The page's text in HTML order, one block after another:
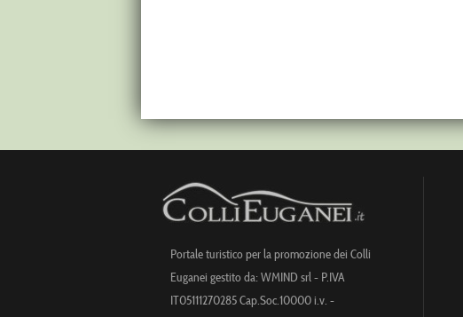
Portale turistico per la promozione dei Colli
Euganei gestito da: WMIND srl - P.IVA
IT05111270285 Cap.Soc.10000 i.v. -